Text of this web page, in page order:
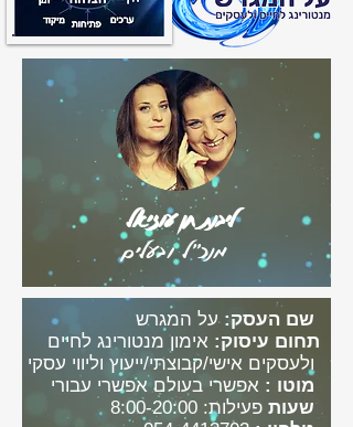
ליבנת חן עוזיאל
מנכ"ל ובעלים
שם העסק:על המגרש
תחום עיסוק: אימון מנטורינג לחיים
מוטו :
שעות